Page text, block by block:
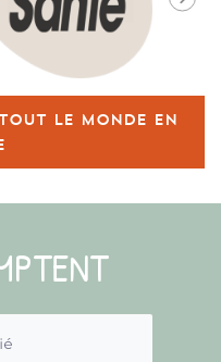
le monde en